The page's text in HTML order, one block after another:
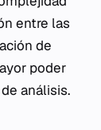
entre las
de
poder
análisis.